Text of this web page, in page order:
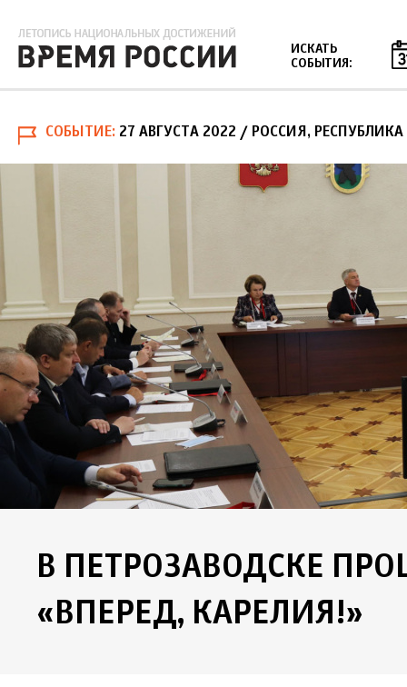
ИСКАТЬ
СОБЫТИЯ:
СОБЫТИЕ 27 АВГУСТА 2022 / РОССИЯ,
В ПЕТРОЗАВОДСКЕ
«ВПЕРЕД, КАРЕЛИЯ!»